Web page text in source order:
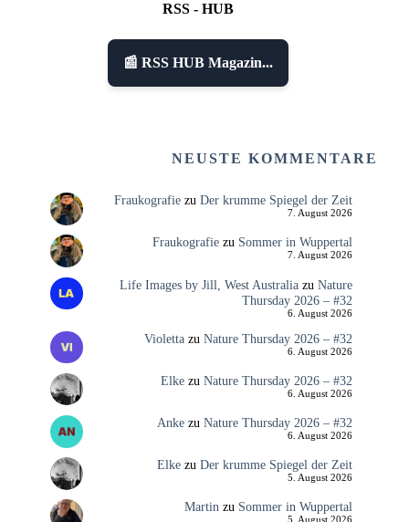
RSS - HUB
📰 RSS HUB Magazin...
NEUSTE KOMMENTARE
Fraukografiezu Der krumme Spiegel der Zeit
7. August 2026
Fraukografiezu Sommer in Wuppertal
7. August 2026
Life Images by Jill, West Australiazu Nature
Thursday 2026 – #32
6. August 2026
Violettazu Nature Thursday 2026 – #32
6. August 2026
Elkezu Nature Thursday 2026 – #32
6. August 2026
Ankezu Nature Thursday 2026 – #32
6. August 2026
Elkezu Der krumme Spiegel der Zeit
5. August 2026
Martinzu Sommer in Wuppertal
5. August 2026